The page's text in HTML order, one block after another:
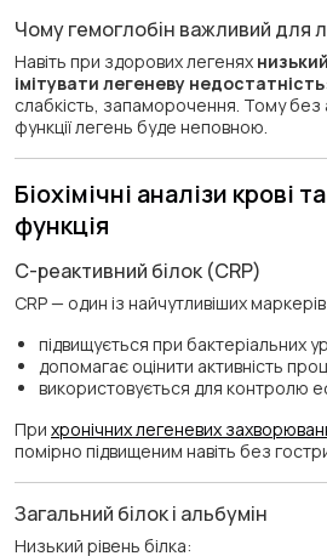
Чому гемоглобін важливий для
Навіть при здорових легенях
імітувати легеневу недостатність
слабкість, запаморочення. Тому без
функції легень буде неповною.
Біохімічні аналізи крові
функція
С-реактивний білок (CRP)
CRP — один із найчутливіших
підвищується при бактеріальних
допомагає оцінити активність
використовується для контролю
При хронічних легеневих
помірно підвищеним навіть без
Загальний білок і альбумін
Низький рівень білка: